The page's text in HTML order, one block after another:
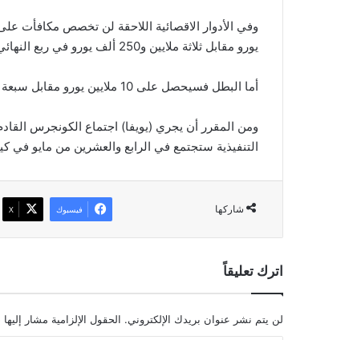
وفي الأدوار الاقصائية اللاحقة لن تخصص مكافأت
يورو مقابل ثلاثة ملايين و250 ألف يورو في ربع النهائي وخمسة ملايين يورو في نصف النهائي.
أما البطل فسيحصل على 10 ملايين يورو مقابل سبعة ملايين يورو للوصيف.
التنفيذية ستجتمع في الرابع والعشرين من مايو في
شاركها فيسبوك ‫X
اترك تعليقاً
لن يتم نشر عنوان بريدك الإلكتروني. الحقول الإلزامية مشار إليها